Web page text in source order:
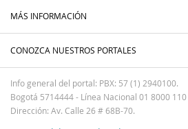
MÁS INFORMACIÓN
CONOZCA NUESTROS PORTALES
Info general del portal: PBX: 57 (1) 2940100.
Bogotá 5714444 - Línea Nacional 01 8000 110
Dirección: Av. Calle 26 # 68B-70.